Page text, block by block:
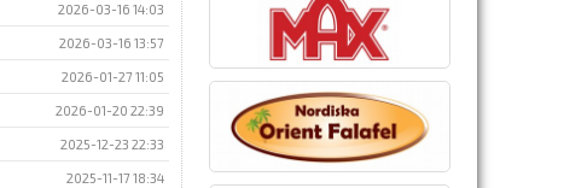
2026-03-16 14:03
2026-03-16 13:57
2026-01-27 11:05
2026-01-20 22:39
2025-12-23 22:33
2025-11-17 18:34